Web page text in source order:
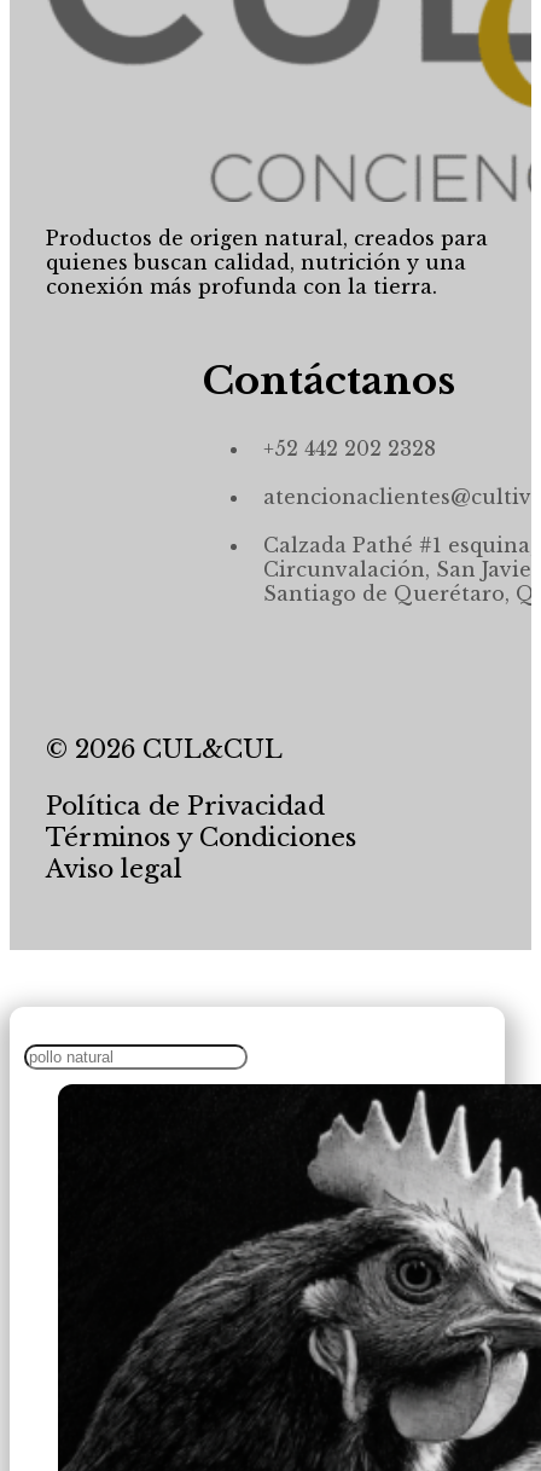
Productos de origen natural, creados para
quienes buscan calidad, nutrición y una
conexión más profunda con la tierra.
Contáctanos
+52 442 202 2328
Calzada Pathé #1 esquina,
Circunvalación, San
Santiago de Querétaro,
© 2026 CUL&CUL
Política de Privacidad
Términos y Condiciones
Aviso legal